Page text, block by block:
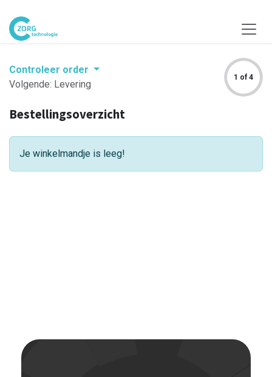
Controleer order
Volgende: Levering
1 of 4
Bestellingsoverzicht
Je winkelmandje is leeg!